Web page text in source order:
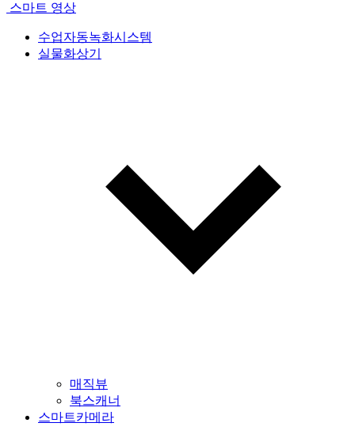
스마트 영상
수업자동녹화시스템
실물화상기
매직뷰
북스캐너
스마트카메라